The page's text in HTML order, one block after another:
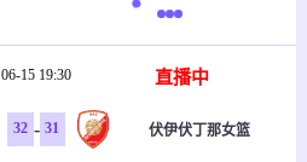
06-15 19:30 直播中
32 - 31 伏伊伏丁那女篮